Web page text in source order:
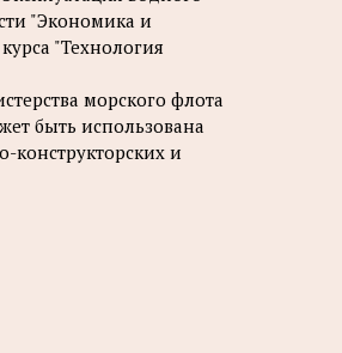
"Экономика и
"Технология
морского флота
быть использована
конструкторских и